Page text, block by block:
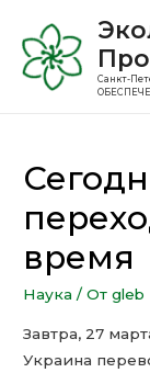
Санкт-
время
Наука / От gleb
Завтра, 27
Украина